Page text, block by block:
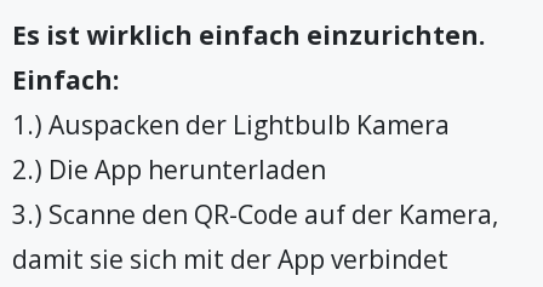
Es ist wirklich einfach einzurichten.
Einfach:
1.) Auspacken der Lightbulb Kamera
2.) Die App herunterladen
3.) Scanne den QR-Code auf der Kamera,
damit sie sich mit der App verbindet